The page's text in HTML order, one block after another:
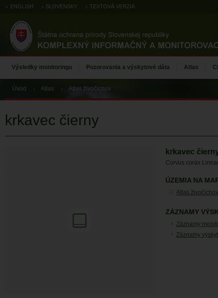
ENGLISH SLOVENSKY TEXTOVÁ VERZIA
Výsledky monitoringu Pozorovania a výskytové dáta Atlas
Úvod Atlas Atlas živočíchov
krkavec čierny
krkavec
Corvus corax
ÚZEMIA NA
Atlas živočíchov
ZÁZNAMY
Záznamy
Záznamy